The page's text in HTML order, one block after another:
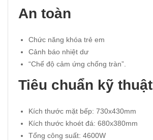
An toàn
Chức năng khóa trẻ em
Cảnh báo nhiệt dư
“Chế độ cảm ứng chống tràn”.
Tiêu chuẩn kỹ thuật
Kích thước mặt bếp: 730x430mm
Kích thước khoét đá: 680x380mm
Tổng công suất: 4600W